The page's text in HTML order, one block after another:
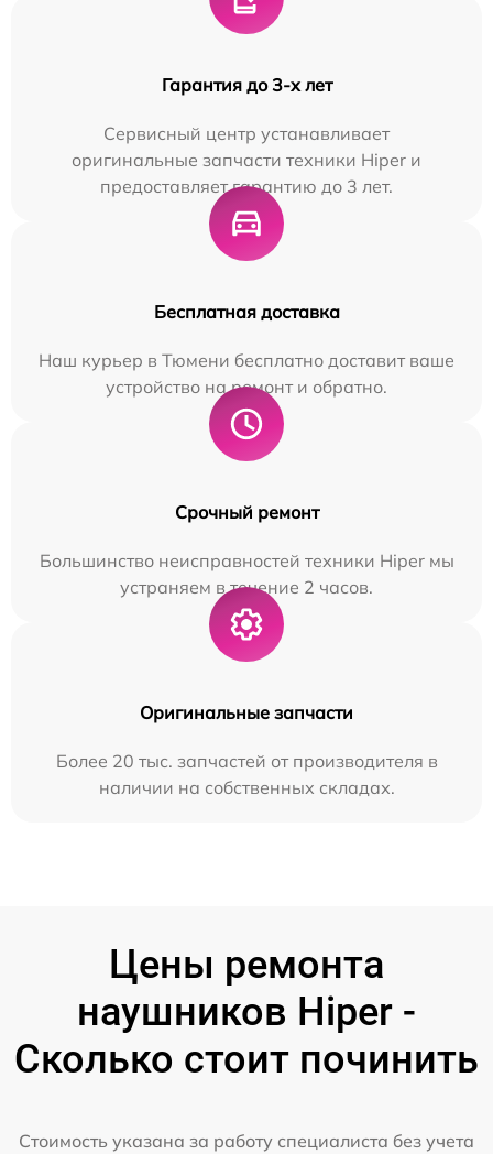
Гарантия до 3-х лет
Сервисный центр устанавливает
оригинальные запчасти техники Hiper и
предоставляет гарантию до 3 лет.
Бесплатная доставка
Наш курьер в Тюмени бесплатно доставит ваше
устройство на ремонт и обратно.
Срочный ремонт
Большинство неисправностей техники Hiper мы
устраняем в течение 2 часов.
Оригинальные запчасти
Более 20 тыс. запчастей от производителя в
наличии на собственных складах.
Цены ремонта
наушников Hiper -
Сколько стоит починить
Стоимость указана за работу специалиста без учета